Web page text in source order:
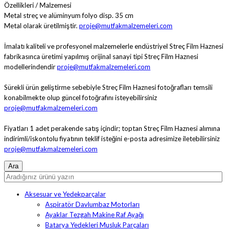
Özellikleri / Malzemesi
Metal streç ve alüminyum folyo disp. 35 cm
Metal olarak üretilmiştir. proje@mutfakmalzemeleri.com
İmalatı kaliteli ve profesyonel malzemelerle endüstriyel Streç Film Haznesi
fabrikasınca üretimi yapılmış orijinal sanayi tipi Streç Film Haznesi
modellerindendirproje@mutfakmalzemeleri.com
Sürekli ürün geliştirme sebebiyle Streç Film Haznesi fotoğrafları temsili
konabilmekte olup güncel fotoğrafını isteyebilirsiniz
proje@mutfakmalzemeleri.com
Fiyatları 1 adet perakende satış içindir; toptan Streç Film Haznesi alımına
indirimli/iskontolu fiyatının teklif isteğini e-posta adresimize iletebilirsiniz
proje@mutfakmalzemeleri.com
Aksesuar ve Yedekparçalar
Aspiratör Davlumbaz Motorları
Ayaklar Tezgah Makine Raf Ayağı
Batarya Yedekleri Musluk Parçaları